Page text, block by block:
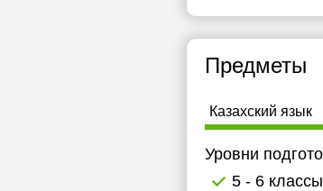
Предметы
Казахский язык
Уровни
5 - 6